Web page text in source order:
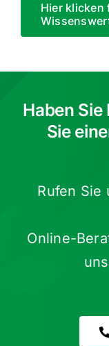
Hier klicken
Haben
Sie
Rufen Sie
Online-